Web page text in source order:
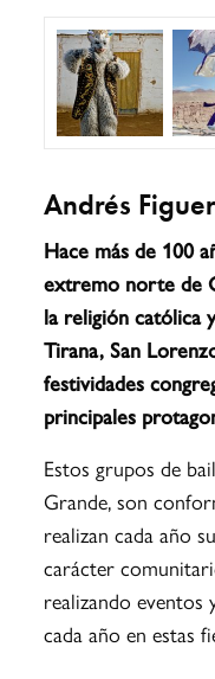
Andrés
Hace más de 100
extremo norte de
la religión católica
Tirana, San
festividades
principales
Estos grupos de
Grande, son
realizan cada año
carácter
realizando eventos
cada año en estas